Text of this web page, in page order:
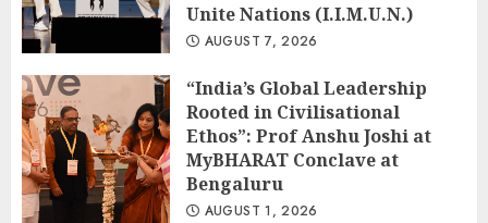
Unite Nations (I.I.M.U.N.)
AUGUST 7, 2026
“India’s Global Leadership
Rooted in Civilisational
Ethos”: Prof Anshu Joshi at
MyBHARAT Conclave at
Bengaluru
AUGUST 1, 2026